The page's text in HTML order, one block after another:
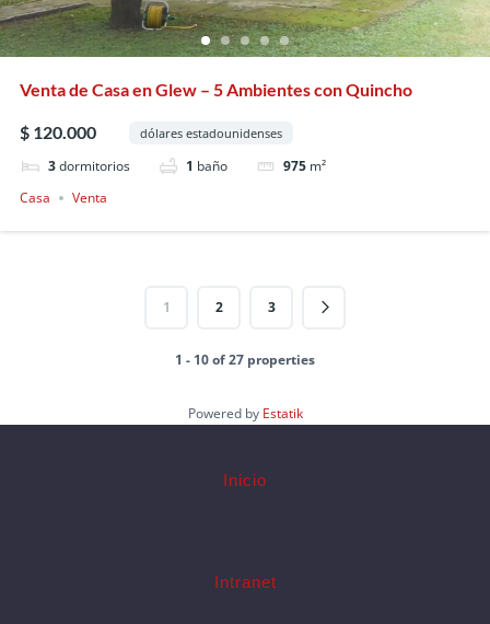
Venta de Casa en Glew – 5 Ambientes con Quincho
$ 120.000 dólares estadounidenses
3dormitorios 1 baño 975 m²
Casa
Venta
1 2 3
1 - 10 of 27 properties
Powered by Estatik
Inicio
Intranet